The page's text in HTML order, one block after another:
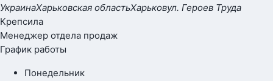
УкраинаХарьковская областьХарьковул. Героев Труда
Крепсила
Менеджер отдела продаж
График работы
Понедельник